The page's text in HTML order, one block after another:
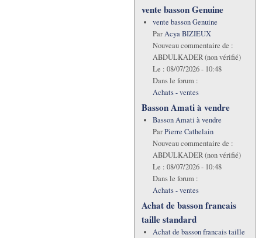
vente basson Genuine
vente basson Genuine
ParAcya BIZIEUX
Nouveau commentaire de :
ABDULKADER (non vérifié)
Le : 08/07/2026 - 10:48
Dans le forum :
Achats - ventes
Basson Amati à vendre
Basson Amati à vendre
ParPierre Cathelain
Nouveau commentaire de :
ABDULKADER (non vérifié)
Le : 08/07/2026 - 10:48
Dans le forum :
Achats - ventes
Achat de basson francais
taille standard
Achat de basson francais taille